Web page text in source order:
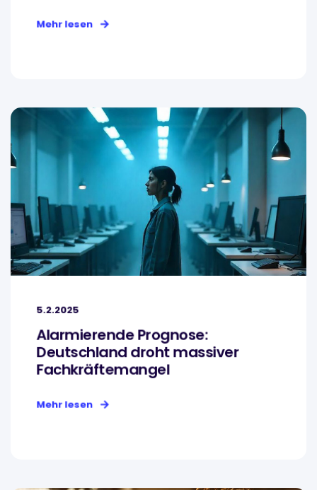
Mehr lesen
5.2.2025
Alarmierende Prognose:
Deutschland droht massiver
Fachkräftemangel
Mehr lesen